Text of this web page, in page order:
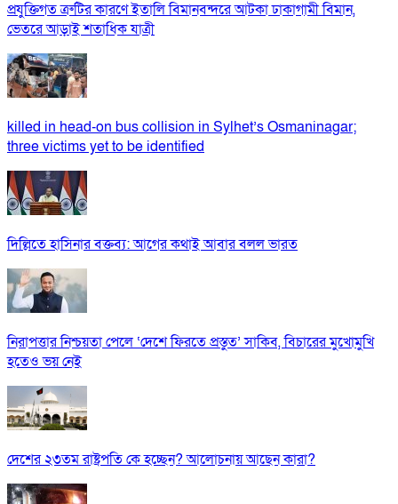
প্রযুক্তিগত ত্রুটির কারণে ইতালি বিমানবন্দরে আটকা ঢাকাগামী বিমান,
ভেতরে আড়াই শতাধিক যাত্রী
killed in head-on bus collision in Sylhet’s Osmaninagar;
three victims yet to be identified
দিল্লিতে হাসিনার বক্তব্য: আগের কথাই আবার বলল ভারত
নিরাপত্তার নিশ্চয়তা পেলে ‘দেশে ফিরতে প্রস্তুত’ সাকিব, বিচারের মুখোমুখি
হতেও ভয় নেই
দেশের ২৩তম রাষ্ট্রপতি কে হচ্ছেন? আলোচনায় আছেন কারা?